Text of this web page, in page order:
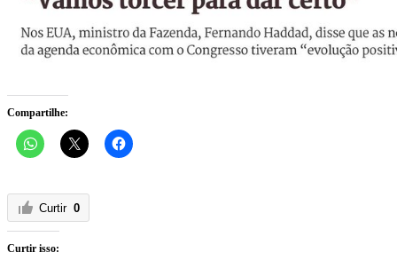
Compartilhe:
Curtir 0
Curtir isso: